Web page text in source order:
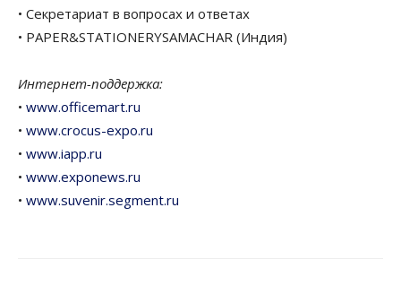
• Секретариат в вопросах и ответах
• PAPER&STATIONERYSAMACHAR (Индия)
Интернет-поддержка:
• www.officemart.ru
• www.crocus-expo.ru
• www.iapp.ru
• www.exponews.ru
• www.suvenir.segment.ru